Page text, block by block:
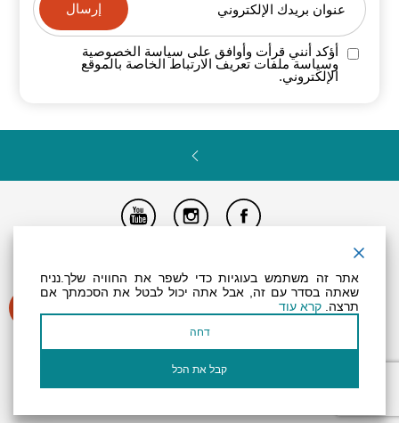
عنوان بريدك الإلكتروني
أؤكد أنني قرأت وأوافق على سياسة الخصوصية
وسياسة ملفات تعريف الارتباط الخاصة بالموقع
الإلكتروني.
جميع الحقوق محفوظة لـ "أرض (منطقة) البحر الميت ©
אתר זה משתמש בעוגיות כדי לשפר את החוויה שלך.נניח
שאתה בסדר עם זה, אבל אתה יכול לבטל את הסכמתך אם
תרצה. קרא עוד
דחה
קבל את הכל